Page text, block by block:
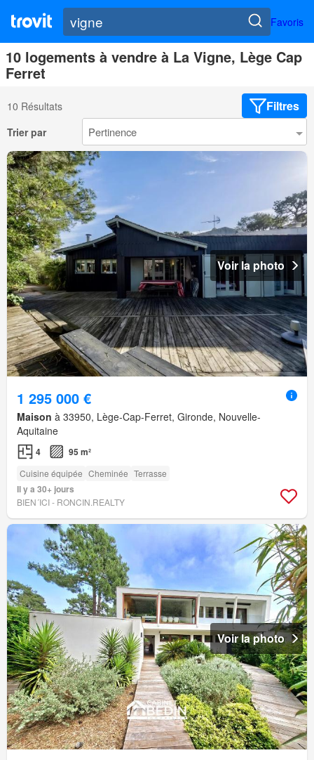
Favoris
10 logements à vendre à La Vigne, Lège Cap
Ferret
10 Résultats Filtres
Trier par
Voir la photo
1 295 000 €
Maison à 33950, Lège-Cap-Ferret, Gironde, Nouvelle-
Aquitaine
4 95 m²
Cuisine équipée Cheminée Terrasse
Il y a 30+ jours
BIEN´ICI - RONCIN.REALTY
Voir la photo